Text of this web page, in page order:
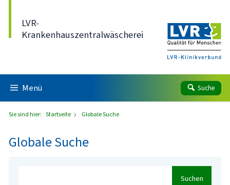
LVR-
Krankenhauszentralwäscherei
Menü Suche
Sie sind hier: Startseite Globale Suche
Globale Suche
Suchen